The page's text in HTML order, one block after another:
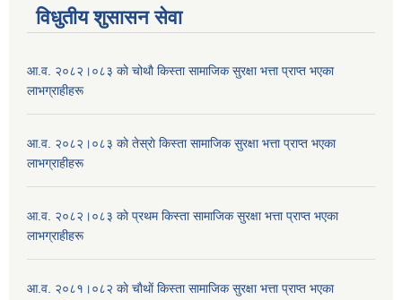
विधुतीय शुसासन सेवा
आ.व. २०८२।०८३ काे चोथाै‌ किस्ता सामाजिक सुरक्षा भत्ता प्राप्त भएका
लाभग्राहीहरू
आ.व. २०८२।०८३ काे तेस्राे किस्ता सामाजिक सुरक्षा भत्ता प्राप्त भएका
लाभग्राहीहरू
आ.व. २०८२।०८३ काे प्रथम किस्ता सामाजिक सुरक्षा भत्ता प्राप्त भएका
लाभग्राहीहरू
आ.व. २०८१।०८२ काे चाैथाें किस्ता सामाजिक सुरक्षा भत्ता प्राप्त भएका